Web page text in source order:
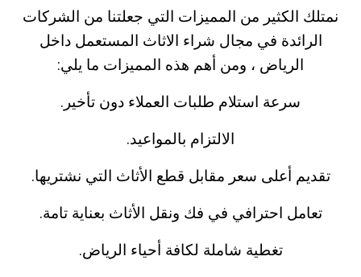
نمتلك الكثير من المميزات التي جعلتنا من الشركات
الرائدة في مجال شراء الاثاث المستعمل داخل
الرياض ، ومن أهم هذه المميزات ما يلي:
سرعة استلام طلبات العملاء دون تأخير.
الالتزام بالمواعيد.
تقديم أعلى سعر مقابل قطع الأثاث التي نشتريها.
تعامل احترافي في فك ونقل الأثاث بعناية تامة.
تغطية شاملة لكافة أحياء الرياض.